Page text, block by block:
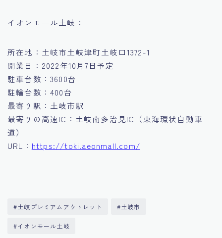
イオンモール土岐：
所在地：土岐市土岐津町土岐口1372-1
開業日：2022年10月7日予定
駐車台数：3600台
駐輪台数：400台
最寄り駅：土岐市駅
最寄りの高速IC：土岐南多治見IC（東海環状自動車
道）
URL： https://toki.aeonmall.com/
#土岐プレミアムアウトレット #土岐市
#イオンモール土岐